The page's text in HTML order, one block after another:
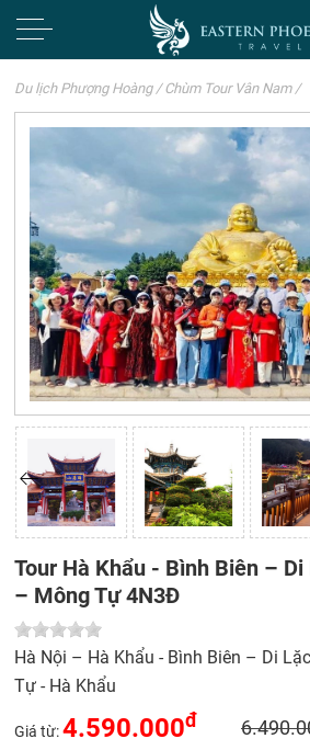
Du lịch Phượng Hoàng / Chùm Tour Vân Nam /
Tour Hà Khẩu - Bình Biên –
– Mông Tự 4N3Đ
Hà Nội – Hà Khẩu - Bình Biên – Di
Tự - Hà Khẩu
Giá từ:4.590.000đ